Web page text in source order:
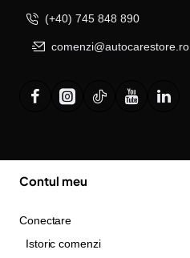
(+40) 745 848 890
comenzi@autocarestore.ro
Contul meu
Conectare
Istoric comenzi